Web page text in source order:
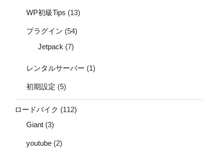
WP初級Tips (13)
プラグイン (54)
Jetpack (7)
レンタルサーバー (1)
初期設定 (5)
ロードバイク (112)
Giant (3)
youtube (2)